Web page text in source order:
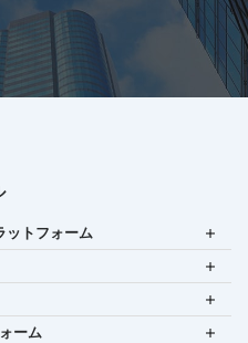
トフォーム
ーム